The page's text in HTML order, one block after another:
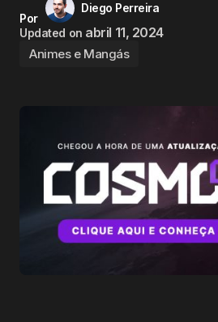
Por
Diego Perreira
Updated on abril 11, 2024
Animes e Mangás